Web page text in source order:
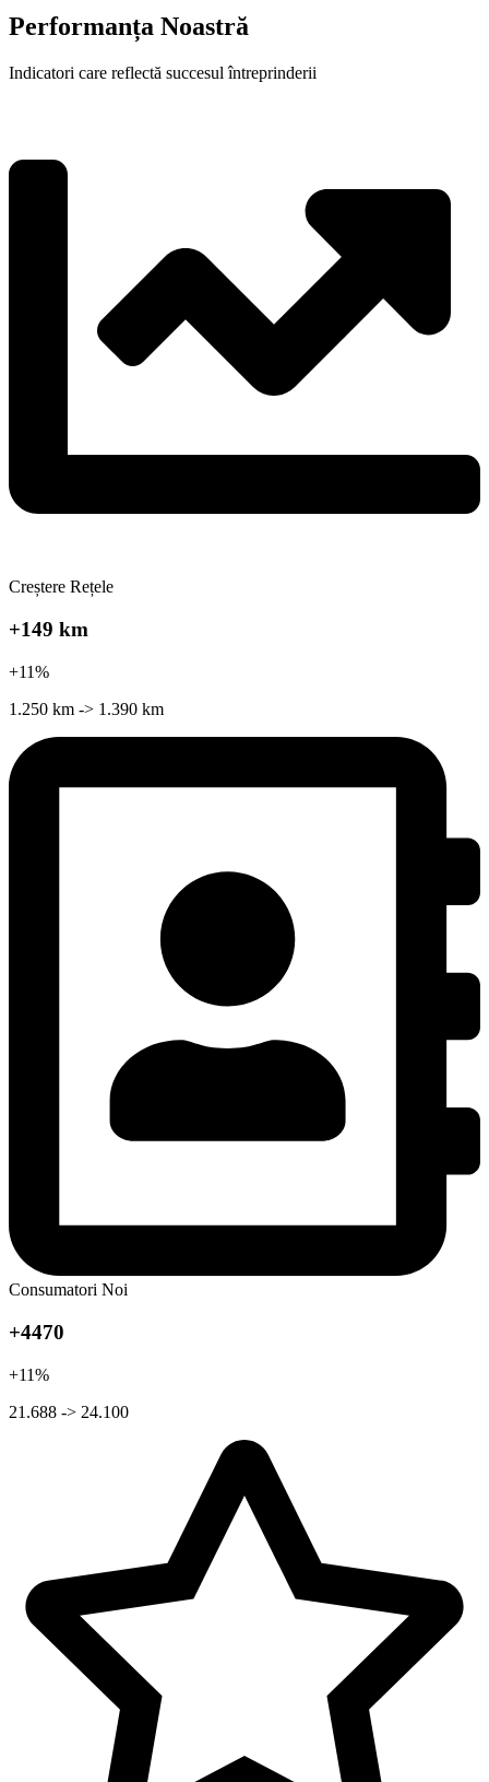
Performanța Noastră
Indicatori care reflectă succesul întreprinderii
Creștere Rețele
+149 km
+11%
1.250 km -> 1.390 km
Consumatori Noi
+4470
+11%
21.688 -> 24.100